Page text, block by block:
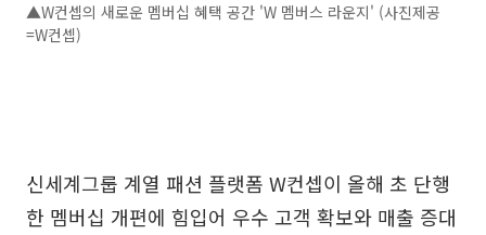
▲W컨셉의 새로운 멤버십 혜택 공간 'W 멤버스 라운지' (사진제공
=W컨셉)
신세계그룹 계열 패션 플랫폼 W컨셉이 올해 초 단행
한 멤버십 개편에 힘입어 우수 고객 확보와 매출 증대